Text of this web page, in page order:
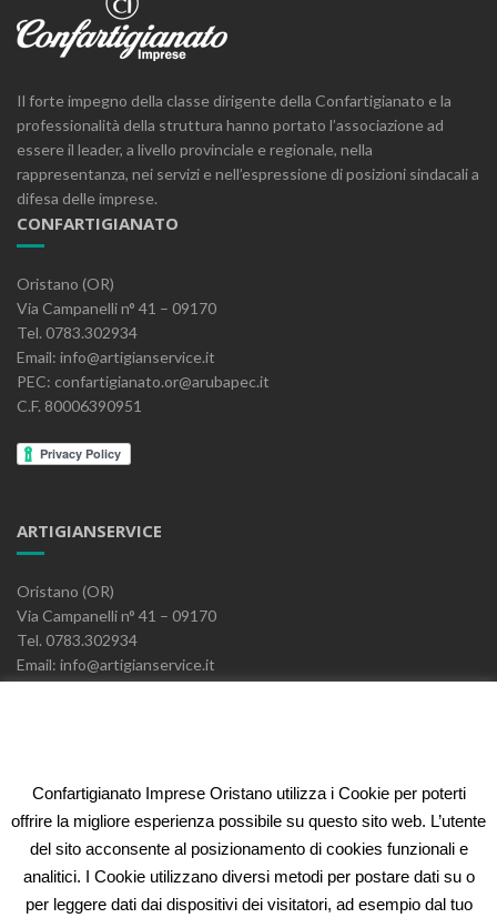
Il forte impegno della classe dirigente della Confartigianato e la
professionalità della struttura hanno portato l’associazione ad
essere il leader, a livello provinciale e regionale, nella
rappresentanza, nei servizi e nell’espressione di posizioni sindacali a
difesa delle imprese.
CONFARTIGIANATO
Oristano (OR)
Via Campanelli n° 41 – 09170
Tel. 0783.302934
Email: info@artigianservice.it
PEC: confartigianato.or@arubapec.it
C.F. 80006390951
ARTIGIANSERVICE
Oristano (OR)
Via Campanelli n° 41 – 09170
Tel. 0783.302934
Email: info@artigianservice.it
ELEONORA FIDI
Oristano (OR)
Confartigianato Imprese Oristano utilizza i Cookie per poterti
offrire la migliore esperienza possibile su questo sito web. L’utente
del sito acconsente al posizionamento di cookies funzionali e
analitici. I Cookie utilizzano diversi metodi per postare dati su o
per leggere dati dai dispositivi dei visitatori, ad esempio dal tuo